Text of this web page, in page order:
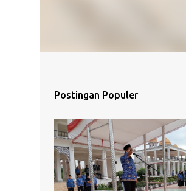
Postingan Populer